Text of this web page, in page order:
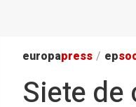
europapress / ep
Siete de